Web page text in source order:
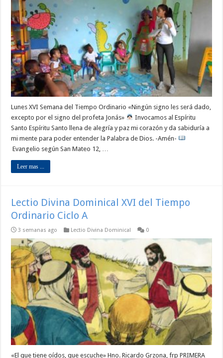
Lunes XVI Semana del Tiempo Ordinario «Ningún signo les será dado,
excepto por el signo del profeta Jonás»
Invocamos al Espíritu
Santo Espíritu Santo llena de alegría y paz mi corazón y da sabiduría a
mi mente para poder entender la Palabra de Dios. -Amén-
Evangelio según San Mateo 12, …
Leer mas ...
Lectio Divina Dominical XVI del Tiempo
Ordinario Ciclo A
3 semanas ago Lectio Divina Dominical 0
«El que tiene oídos, que escuche» Hno. Ricardo Grzona, frp PRIMERA